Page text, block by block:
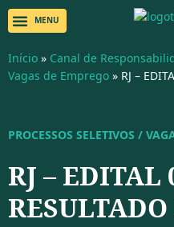
Início » Canal de
Vagas de Emprego » RJ –
PROCESSOS SELETIVOS /
RJ – EDITAL